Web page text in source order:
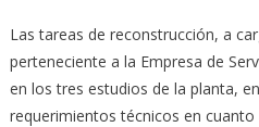
Las tareas de reconstrucción, a
perteneciente a la Empresa de
en los tres estudios de la planta,
requerimientos técnicos en